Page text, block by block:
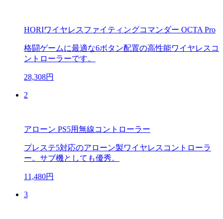
HORIワイヤレスファイティングコマンダー OCTA Pro
格闘ゲームに最適な6ボタン配置の高性能ワイヤレスコ
ントローラーです。
28,308円
2
アローン PS5用無線コントローラー
プレステ5対応のアローン製ワイヤレスコントローラ
ー。サブ機としても優秀。
11,480円
3